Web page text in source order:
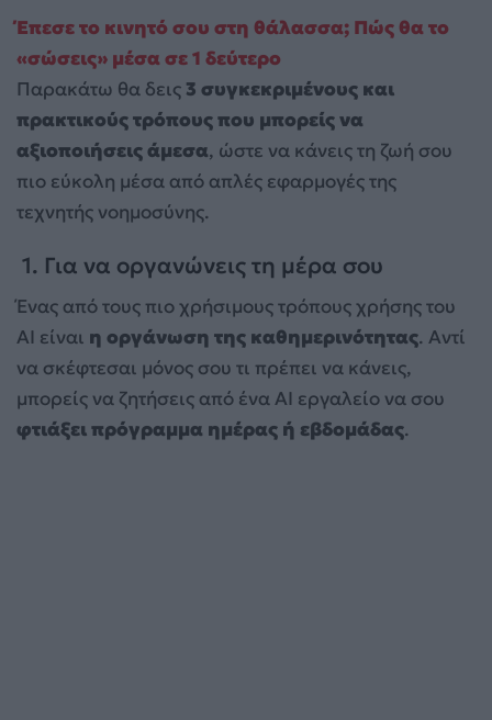
Έπεσε το κινητό σου στη θάλασσα; Πώς θα το
«σώσεις» μέσα σε 1 δεύτερο
Παρακάτω θα δεις 3 συγκεκριμένους και
πρακτικούς τρόπους που μπορείς να
αξιοποιήσεις άμεσα, ώστε να κάνεις τη ζωή σου
πιο εύκολη μέσα από απλές εφαρμογές της
τεχνητής νοημοσύνης.
1. Για να οργανώνεις τη μέρα σου
Ένας από τους πιο χρήσιμους τρόπους χρήσης του
AI είναι η οργάνωση της καθημερινότητας. Αντί
να σκέφτεσαι μόνος σου τι πρέπει να κάνεις,
μπορείς να ζητήσεις από ένα AI εργαλείο να σου
φτιάξει πρόγραμμα ημέρας ή εβδομάδας.